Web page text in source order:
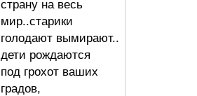
страну на весь
мир..старики
голодают вымирают..
дети рождаются
под грохот ваших
градов,